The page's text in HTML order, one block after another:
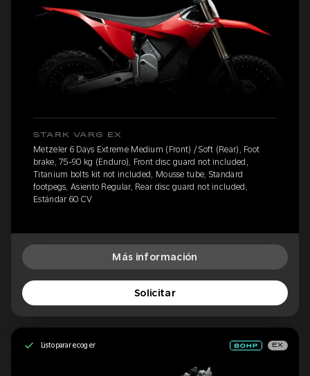
STARK VARG EX
Metzeler 6 Days Extreme Medium (Front) / Soft (Rear), Foot
brake, 75-90 kg (Enduro), Front disc guard not included,
Titanium bolts kit not included, Mousse tube, Standard
footpegs, Asiento Regular, Rear disc guard not included,
Estándar 60 CV
Más información
Solicitar
Listo para recoger EX